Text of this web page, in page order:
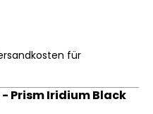
für
Prism Iridium Black